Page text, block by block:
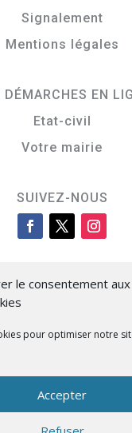
le consentement aux
pour optimiser notre
Accepter
Signalement
Mentions légales
DÉMARCHES EN
Etat-civil
Votre mairie
SUIVEZ-NOUS
di